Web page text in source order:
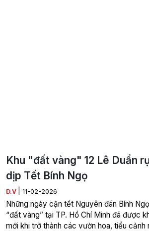
Khu "đất vàng" 12 Lê Duẩn
dịp Tết Bính Ngọ
D.V 11-02-2026
Những ngày cận tết Nguyên đán Bính
“đất vàng” tại TP. Hồ Chí Minh đã được
mới khi trở thành các vườn hoa, tiểu cảnh